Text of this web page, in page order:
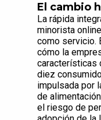
El cambio
La rápida
minorista
como servicio.
cómo la
características
diez
impulsada por
de
el riesgo de